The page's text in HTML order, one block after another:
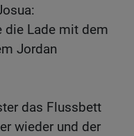
die Lade mit dem
Jordan
das Flussbett
wieder und der